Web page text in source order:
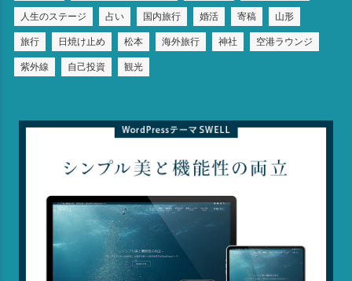
人生のステージ 占い 国内旅行 婚活 寄稿 山形
旅行 日焼け止め 松本 海外旅行 神社 空港ラウンジ
紫外線 自己投資 観光